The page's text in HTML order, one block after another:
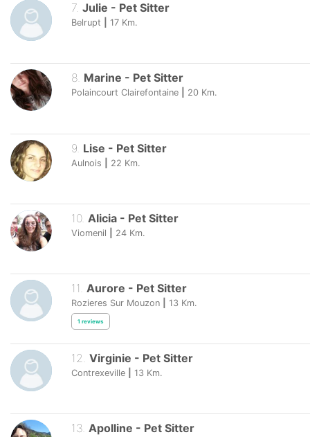
7. Julie - Pet Sitter
Belrupt 17 Km.
8. Marine - Pet Sitter
Polaincourt Clairefontaine 20 Km.
9 Lise - Pet Sitter
Aulnois 22 Km.
10. Alicia - Pet Sitter
Viomenil 24 Km.
11 Aurore - Pet Sitter
Rozieres Sur Mouzon 13 Km.
1 reviews
12. Virginie - Pet Sitter
Contrexeville 13 Km.
13. Apolline - Pet Sitter